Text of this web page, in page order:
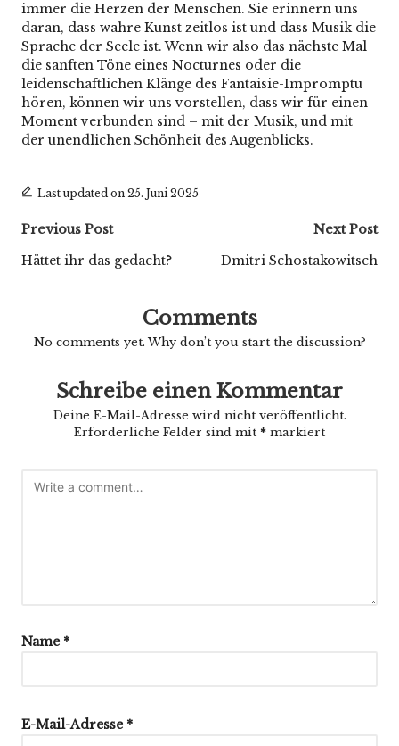
immer die Herzen der Menschen. Sie erinnern uns
daran, dass wahre Kunst zeitlos ist und dass Musik die
Sprache der Seele ist. Wenn wir also das nächste Mal
die sanften Töne eines Nocturnes oder die
leidenschaftlichen Klänge des Fantaisie-Impromptu
hören, können wir uns vorstellen, dass wir für einen
Moment verbunden sind – mit der Musik, und mit
der unendlichen Schönheit des Augenblicks.
Last updated on 25. Juni 2025
Post
navigation
Previous Post
Hättet ihr das gedacht?
Next Post
Dmitri Schostakowitsch
Comments
No comments yet. Why don’t you start the discussion?
Schreibe einen Kommentar
Deine E-Mail-Adresse wird nicht veröffentlicht.
Erforderliche Felder sind mit * markiert
Name *
E-Mail-Adresse *